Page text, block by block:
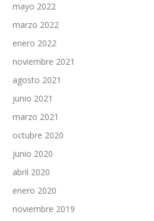
mayo 2022
marzo 2022
enero 2022
noviembre 2021
agosto 2021
junio 2021
marzo 2021
octubre 2020
junio 2020
abril 2020
enero 2020
noviembre 2019